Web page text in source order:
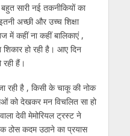
सारी नई तकनीकियों का
अच्छी और उच्च शिक्षा
में कहीं ना कहीं बालिकाएं ,
शिकार हो रही है। आए दिन
हैं।
रही है , किसी के चाकू की नोक
को देखकर मन विचलित सा हो
देवी मेमोरियल ट्रस्ट ने
कदम उठाने का प्रयास